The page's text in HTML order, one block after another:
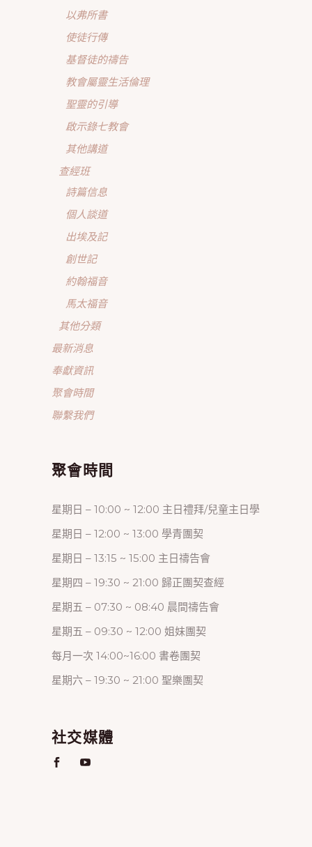
以弗所書
使徒行傳
基督徒的禱告
教會屬靈生活倫理
聖靈的引導
啟示錄七教會
其他講道
查經班
詩篇信息
個人談道
出埃及記
創世記
約翰福音
馬太福音
其他分類
最新消息
奉獻資訊
聚會時間
聯繫我們
聚會時間
星期日 – 10:00 ~ 12:00 主日禮拜/兒童主日學
星期日 – 12:00 ~ 13:00 學青團契
星期日 – 13:15 ~ 15:00 主日禱告會
星期四 – 19:30 ~ 21:00 歸正團契查經
星期五 – 07:30 ~ 08:40 晨間禱告會
星期五 – 09:30 ~ 12:00 姐妹團契
每月一次 14:00~16:00 書卷團契
星期六 – 19:30 ~ 21:00 聖樂團契
社交媒體